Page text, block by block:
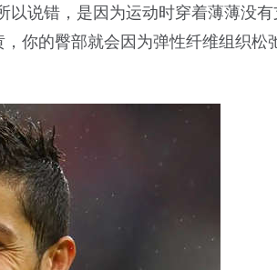
以说错，是因为运动时穿着薄薄没有
你的臀部就会因为弹性纤维组织松